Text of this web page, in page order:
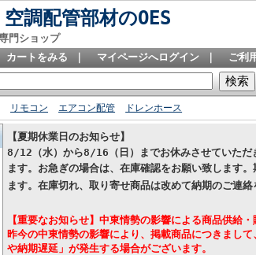
調配管部材のOES
門ショップ
カートをみる
マイページへログイン ご利
リモコン エアコン配管 ドレンホース
【夏期休業日のお知らせ】
8/12（水）から8/16（日）までお休みさせていただ
ます。お急ぎの場合は、在庫確認をお願い致します
ます。在庫切れ、取り寄せ商品は改めて納期のご連絡
【重要なお知らせ】中東情勢の影響による商品供給
昨今の中東情勢の影響により、掲載商品につきまし
や納期遅延」が発生する場合がございます。